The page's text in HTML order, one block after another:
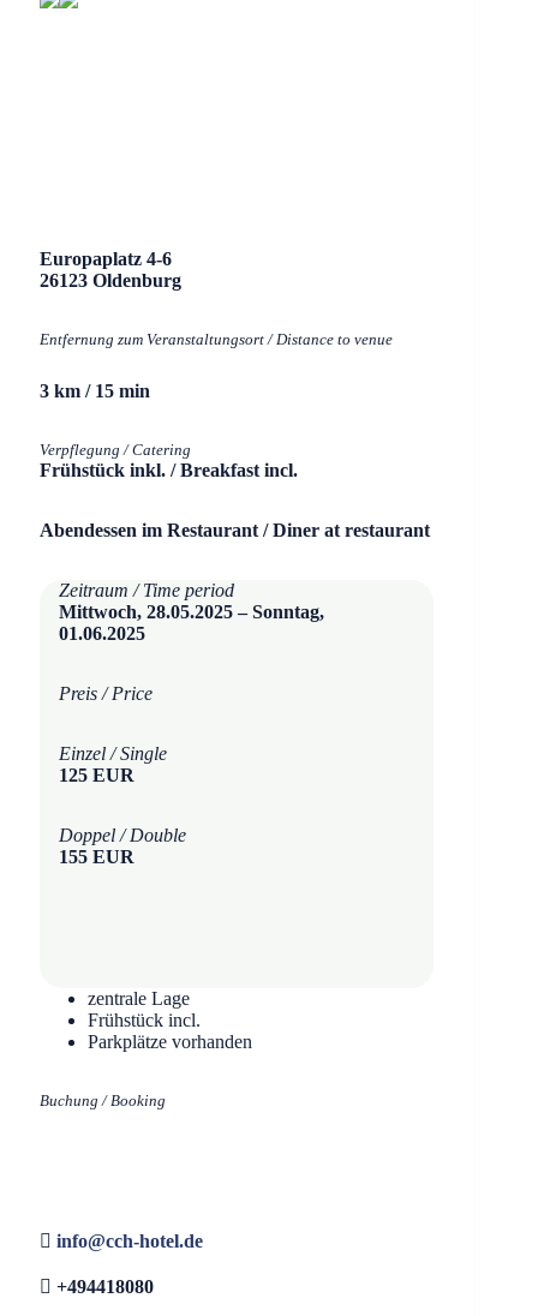
Europaplatz 4-6
26123 Oldenburg
Entfernung zum Veranstaltungsort / Distance to venue
3 km / 15 min
Verpflegung / Catering
Frühstück inkl. / Breakfast incl.
Abendessen im Restaurant / Diner at restaurant
Zeitraum / Time period
Mittwoch, 28.05.2025 – Sonntag,
01.06.2025
Preis / Price
Einzel / Single
125 EUR
Doppel / Double
155 EUR
zentrale Lage
Frühstück incl.
Parkplätze vorhanden
Buchung / Booking
info@cch-hotel.de
+494418080